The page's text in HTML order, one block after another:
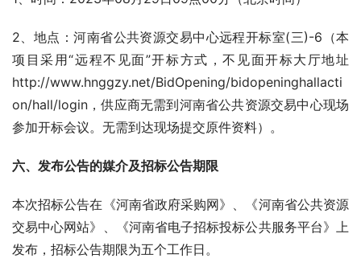
2、地点：河南省公共资源交易中心远程开标室(三)-6（本
项目采用“远程不见面”开标方式，不见面开标大厅地址
http://www.hnggzy.net/BidOpening/bidopeninghallacti
on/hall/login，供应商无需到河南省公共资源交易中心现场
参加开标会议。无需到达现场提交原件资料）。
六、发布公告的媒介及招标公告期限
本次招标公告在《河南省政府采购网》、《河南省公共资源
交易中心网站》、《河南省电子招标投标公共服务平台》上
发布，招标公告期限为五个工作日。